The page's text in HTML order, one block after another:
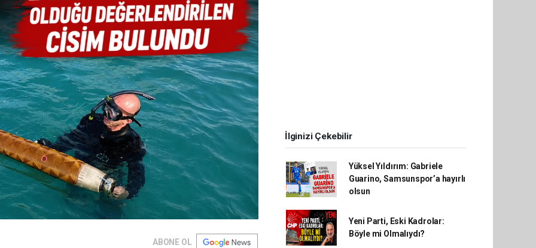
ABONE OL
İlginizi Çekebilir
Yüksel Yıldırım: Gabriele
Guarino, Samsunspor’a hayırlı
olsun
Yeni Parti, Eski Kadrolar:
Böyle mi Olmalıydı?